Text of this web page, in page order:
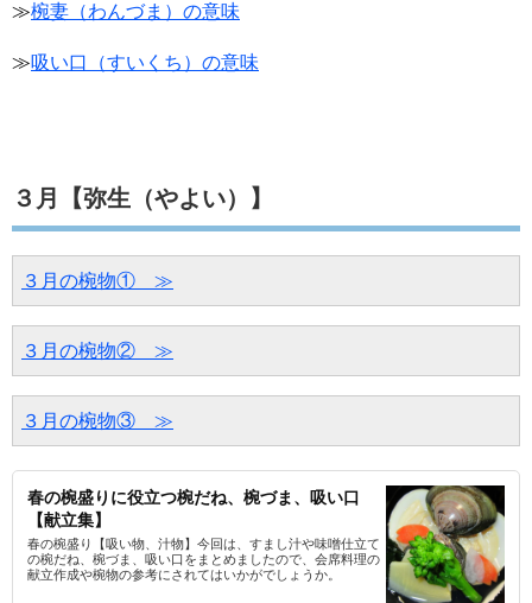
≫椀妻（わんづま）の意味
≫吸い口（すいくち）の意味
３月【弥生（やよい）】
３月の椀物①　≫
３月の椀物②　≫
３月の椀物③　≫
春の椀盛りに役立つ椀だね、椀づま、吸い口
【献立集】
春の椀盛り【吸い物、汁物】今回は、すまし汁や味噌仕立て
の椀だね、椀づま、吸い口をまとめましたので、会席料理の
献立作成や椀物の参考にされてはいかがでしょうか。